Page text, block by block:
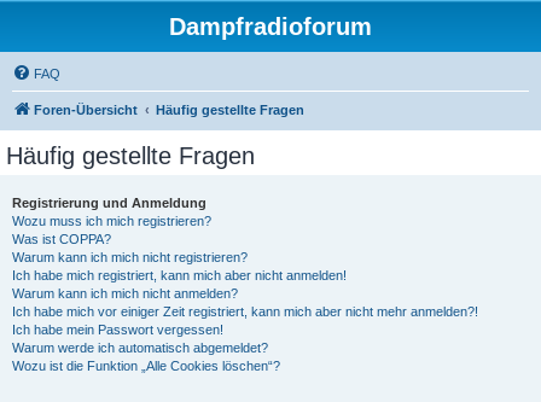
Dampfradioforum
FAQ
Foren-Übersicht Häufig gestellte Fragen
Häufig gestellte Fragen
Registrierung und Anmeldung
Wozu muss ich mich registrieren?
Was ist COPPA?
Warum kann ich mich nicht registrieren?
Ich habe mich registriert, kann mich aber nicht anmelden!
Warum kann ich mich nicht anmelden?
Ich habe mich vor einiger Zeit registriert, kann mich aber nicht mehr anmelden?!
Ich habe mein Passwort vergessen!
Warum werde ich automatisch abgemeldet?
Wozu ist die Funktion „Alle Cookies löschen“?